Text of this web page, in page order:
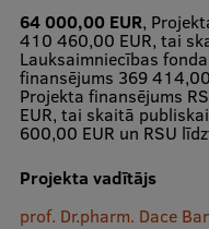
Praktiska informācija
Par RSU
Studentu dzīve
64 000,00 EUR,
410 460,00 EUR, tai
Lauksaimniecības
finansējums 369
Projekta finansējums
EUR, tai skaitā
600,00 EUR un RSU
Projekta vadītājs
prof. Dr.pharm. Dace